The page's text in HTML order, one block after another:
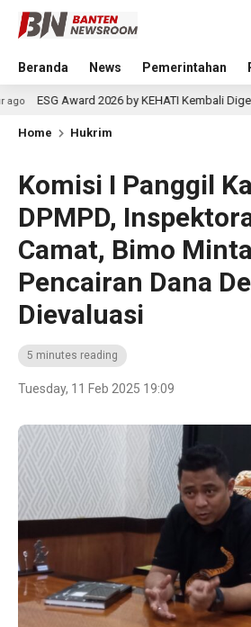
Beranda News Pemerintahan
2026 by KEHATI Kembali Digelar, Dorong
Home Hukrim
Komisi I Panggil
DPMPD,
Camat, Bimo
Pencairan Dana
Dievaluasi
5 minutes reading
Tuesday, 11 Feb 2025 19:09